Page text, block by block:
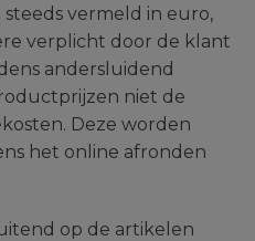
vermeld in euro,
verplicht door de klant
andersluidend
niet de
Deze worden
het online afronden
op de artikelen